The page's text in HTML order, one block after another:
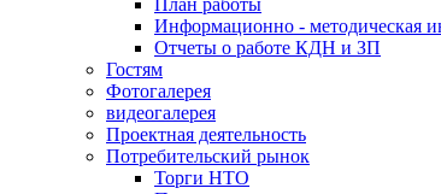
План работы
Информационно - методическая
Отчеты о работе КДН и ЗП
Гостям
Фотогалерея
видеогалерея
Проектная деятельность
Потребительский рынок
Торги НТО